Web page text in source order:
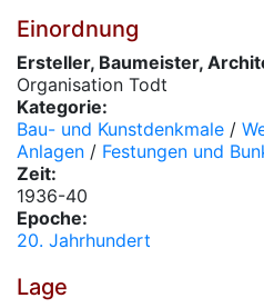
Einordnung
Ersteller, Baumeister,
Organisation Todt
Kategorie:
Bau- und Kunstdenkmale /
Anlagen / Festungen und
Zeit:
1936-40
Epoche:
20. Jahrhundert
Lage